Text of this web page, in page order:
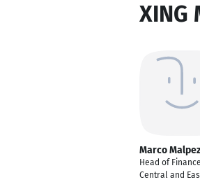
Marco
Head of
Central and